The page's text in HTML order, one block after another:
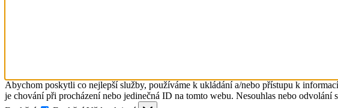
Abychom poskytli co nejlepší služby, používáme k ukládání a/nebo přístupu k
je chování při procházení nebo jedinečná ID na tomto webu. Nesouhlas nebo